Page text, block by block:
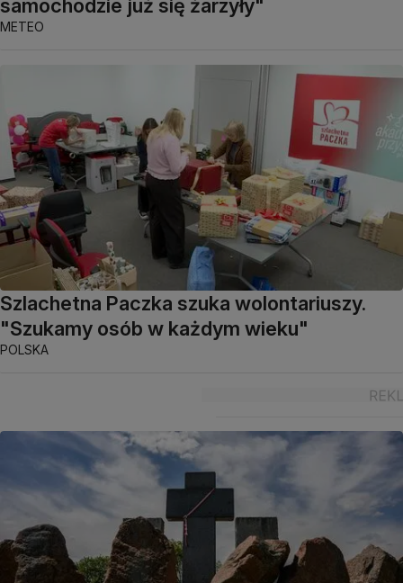
samochodzie już się żarzyły"
METEO
Szlachetna Paczka szuka wolontariuszy.
"Szukamy osób w każdym wieku"
POLSKA